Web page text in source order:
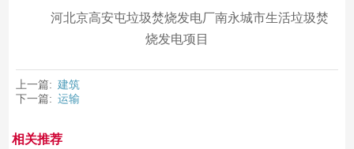
河北京高安屯垃圾焚烧发电厂南永城市生活垃圾焚
烧发电项目
上一篇: 建筑
下一篇: 运输
相关推荐